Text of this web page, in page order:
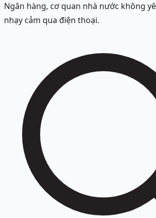
Ngân hàng, cơ quan nhà nước không
nhạy cảm qua điện thoại.